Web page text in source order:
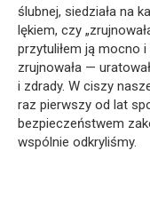
ślubnej, siedziała na
lękiem, czy
przytuliłem ją mocno
zrujnowała —
i zdrady. W ciszy
raz pierwszy od lat
bezpieczeństwem
wspólnie odkryliśmy.